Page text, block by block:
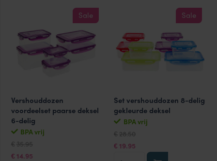
delig
delig
aantal
Sale
Vershouddozen
voordeelset paarse deksel
6-delig
BPA vrij
€ 35.95
Oorspronkelijke
prijs
was:
€ 14.95
Huidige
prijs
is:
Sale
Set vershouddozen 8-delig
gekleurde deksel
BPA vrij
€ 28.50
Oorspronkelijke
prijs
was:
€ 19.95
Huidige
prijs
is: